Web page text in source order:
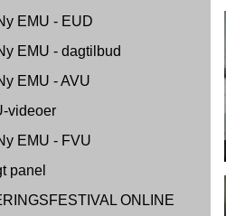
EMU - EUD
EMU - dagtilbud
EMU - AVU
videoer
EMU - FVU
panel
ONLINE